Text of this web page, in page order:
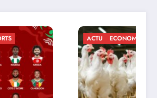
ACTU ECONOMIE NON CLASSÉ